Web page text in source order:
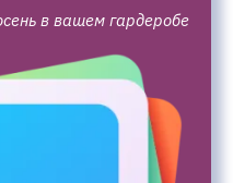
в вашем гардеробе